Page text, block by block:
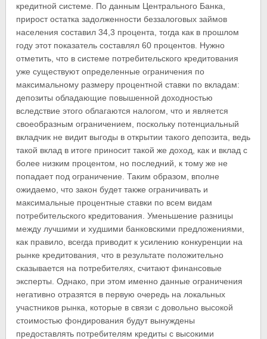
кредитной системе. По данным Центрального Банка,
прирост остатка задолженности беззалоговых займов
населения составил 34,3 процента, тогда как в прошлом
году этот показатель составлял 60 процентов. Нужно
отметить, что в системе потребительского кредитования
уже существуют определенные ограничения по
максимальному размеру процентной ставки по вкладам:
депозиты обладающие повышенной доходностью
вследствие этого облагаются налогом, что и является
своеобразным ограничением, поскольку потенциальный
вкладчик не видит выгоды в открытии такого депозита, ведь
такой вклад в итоге приносит такой же доход, как и вклад с
более низким процентом, но последний, к тому же не
попадает под ограничение. Таким образом, вполне
ожидаемо, что закон будет также ограничивать и
максимальные процентные ставки по всем видам
потребительского кредитования. Уменьшение разницы
между лучшими и худшими банковскими предложениями,
как правило, всегда приводит к усилению конкуренции на
рынке кредитования, что в результате положительно
сказывается на потребителях, считают финансовые
эксперты. Однако, при этом именно данные ограничения
негативно отразятся в первую очередь на локальных
участников рынка, которые в связи с довольно высокой
стоимостью фондирования будут вынуждены
предоставлять потребителям кредиты с высокими